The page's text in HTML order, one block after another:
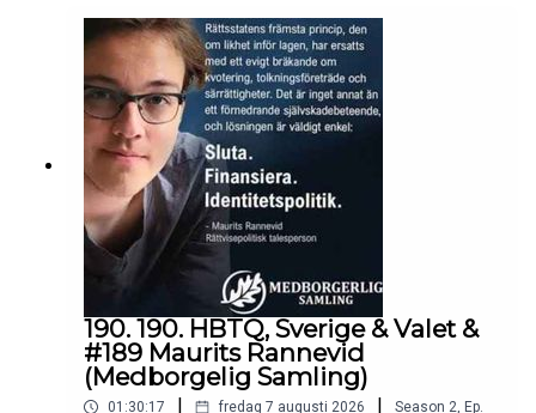
190. 190. HBTQ, Sverige & Valet &
#189 Maurits Rannevid
(Medborgelig Samling)
01:30:17 | fredag 7 augusti 2026 | Season 2, Ep.